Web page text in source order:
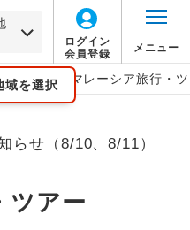
域を選択
ログイン
会員登録
メニュー
ジア旅行 マレーシア旅行・
らせ（8/10、8/11）
ツアー